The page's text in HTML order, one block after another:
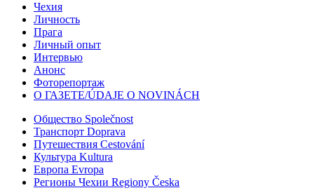
Чехия
Личность
Прага
Личный опыт
Интервью
Анонс
Фоторепортаж
О ГАЗЕТЕ/ÚDAJE O NOVINÁCH
Общество Společnost
Транспорт Doprava
Путешествия Cestování
Культура Kultura
Европа Evropa
Регионы Чехии Regiony Česka